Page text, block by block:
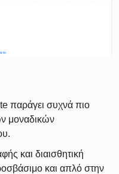
παράγει συχνά πιο
μοναδικών
και διαισθητική
και απλό στην